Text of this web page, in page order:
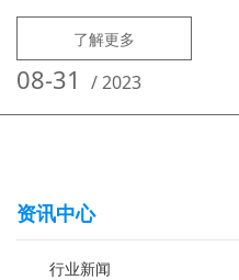
医院内网使用外来USB存储，经常
员无法断网逐一排查，造成无法彻
关机、重启，怕关机、重启后计算
不同的本地或网
了解更多
08-31 /2023
资讯中心
行业新闻